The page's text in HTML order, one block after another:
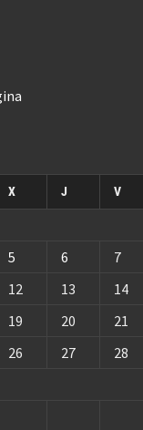
X J V
5 6 7
12 13 14
19 20 21
26 27 28